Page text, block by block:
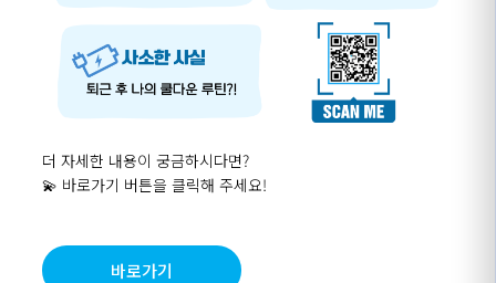
더 자세한 내용이 궁금하시다면?
💫 바로가기 버튼을 클릭해 주세요!
바로가기